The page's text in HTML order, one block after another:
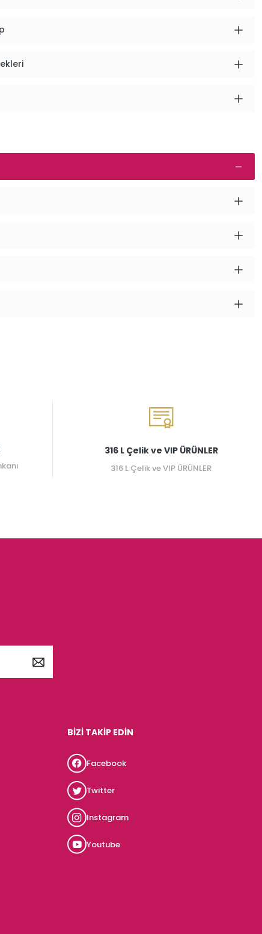
316 L Çelik ve VIP ÜRÜNLER
316 L Çelik ve VIP ÜRÜNLER
BİZİ TAKİP EDİN
Facebook
Twitter
Instagram
Youtube